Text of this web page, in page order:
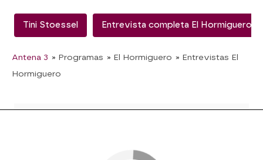
Tini Stoessel Entrevista completa El Hormiguero
Antena 3 » Programas » El Hormiguero » Entrevistas El
Hormiguero